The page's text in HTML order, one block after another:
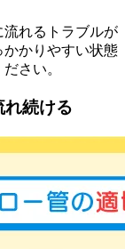
流れるトラブルが
かりやすい状態
さい。
れ続ける